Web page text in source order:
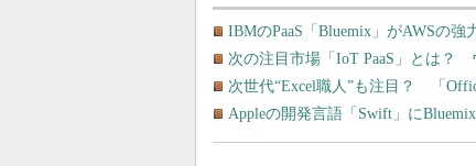
IBMのPaaS「Bluemix」がAWSの
次の注目市場「IoT PaaS」とは？
次世代“Excel職人”も注目？ 「
Appleの開発言語「Swift」に